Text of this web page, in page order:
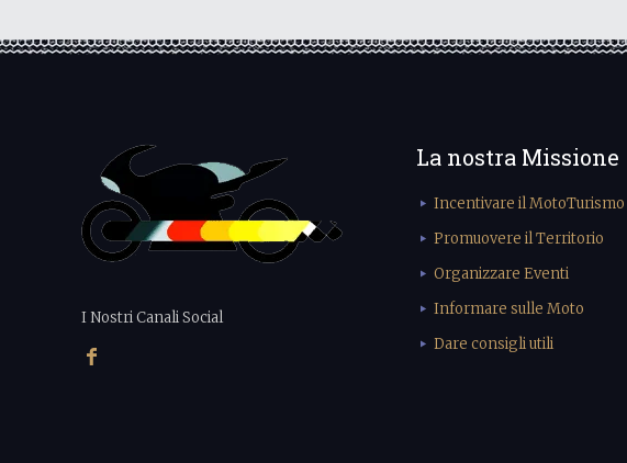
I Nostri Canali Social
La nostra Missione
Incentivare il MotoTurismo
Promuovere il Territorio
Organizzare Eventi
Informare sulle Moto
Dare consigli utili